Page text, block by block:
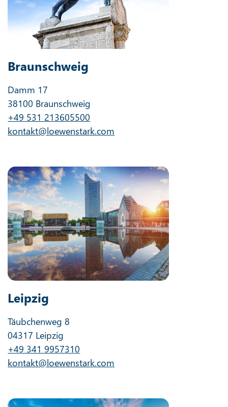
Braunschweig
Damm 17
38100 Braunschweig
+49 531 213605500
kontakt@loewenstark.com
Leipzig
Täubchenweg 8
04317 Leipzig
+49 341 9957310
kontakt@loewenstark.com